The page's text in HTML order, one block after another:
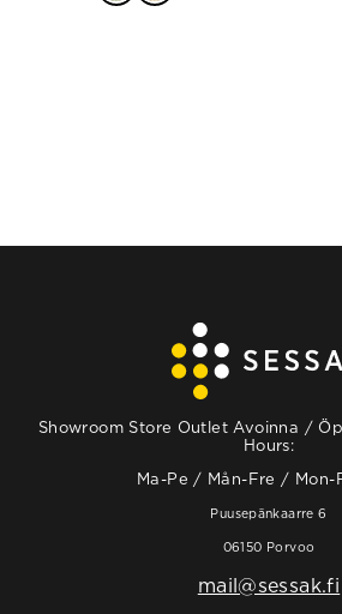
Showroom Store Outlet Avoinna /
Hours:
Ma-Pe / Mån-Fre / Mon-
Puusepänkaarre 6
06150 Porvoo
mail@sessak.fi